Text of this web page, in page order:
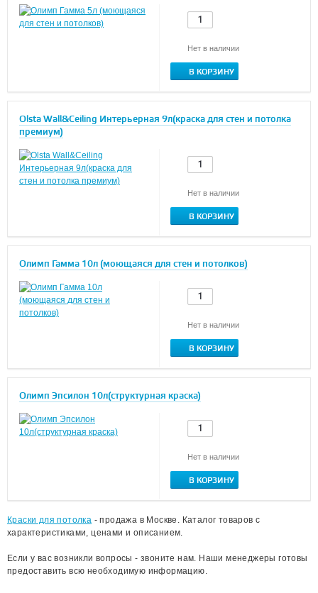
Нет в наличии
В КОРЗИНУ
Olsta Wall&Ceiling Интерьерная 9л(краска для стен и потолка
премиум)
Нет в наличии
В КОРЗИНУ
Олимп Гамма 10л (моющаяся для стен и потолков)
Нет в наличии
В КОРЗИНУ
Олимп Эпсилон 10л(структурная краска)
Нет в наличии
В КОРЗИНУ
Краски для потолка - продажа в Москве. Каталог товаров с
характеристиками, ценами и описанием.
Если у вас возникли вопросы - звоните нам. Наши менеджеры готовы
предоставить всю необходимую информацию.